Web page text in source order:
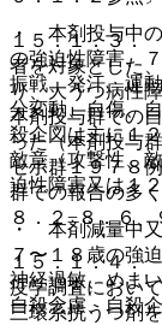
１５．１．３．
者を対象とした
り、大うつ病性
本剤投与群での
った（本剤投与
セボ群１９７８
群での報告の多
８．２−８．６
１５．１．４．
疫学調査におい
三環系抗うつ剤
・ 本剤投与中
の強迫性障害、
振戦、発汗、運
分変動、自傷、
殺企図は主に１
敵意（攻撃性、
迫性障害又は１
・ 本剤減量中又
７〜１８歳の強
神経過敏、めま
自殺念慮、自殺